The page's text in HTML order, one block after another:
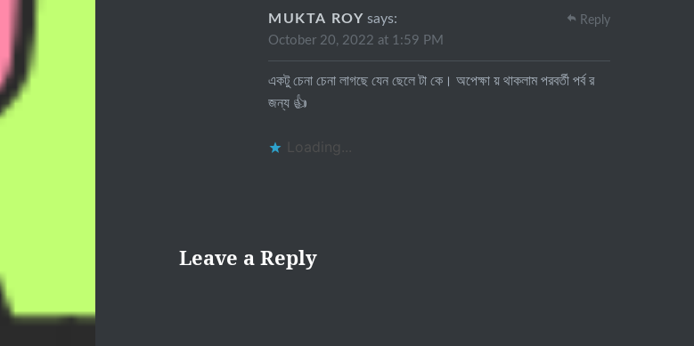
MUKTA ROY says:
October 20, 2022 at 1:59 PM
একটু চেনা চেনা লাগছে যেন ছেলে টা কে। অপেক্ষা য় থাকলাম পরবর্তী পর্ব র
জন্য 👍
Loading...
Reply
Leave a Reply